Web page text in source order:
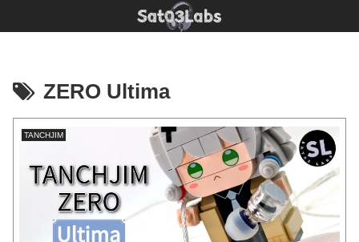
ZERO Ultima
TANCHJIM